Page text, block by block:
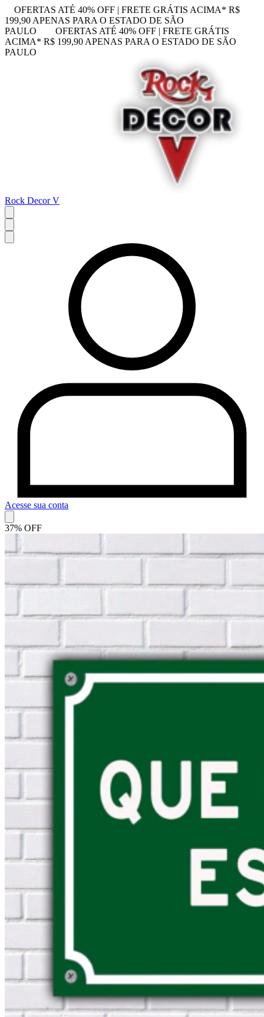
OFERTAS ATÉ 40% OFF | FRETE GRÁTIS ACIMA* R$
199,90 APENAS PARA O ESTADO DE SÃO
PAULO
OFERTAS ATÉ 40% OFF | FRETE GRÁTIS
ACIMA* R$ 199,90 APENAS PARA O ESTADO DE SÃO
PAULO
Rock Decor V
Acesse sua conta
37% OFF